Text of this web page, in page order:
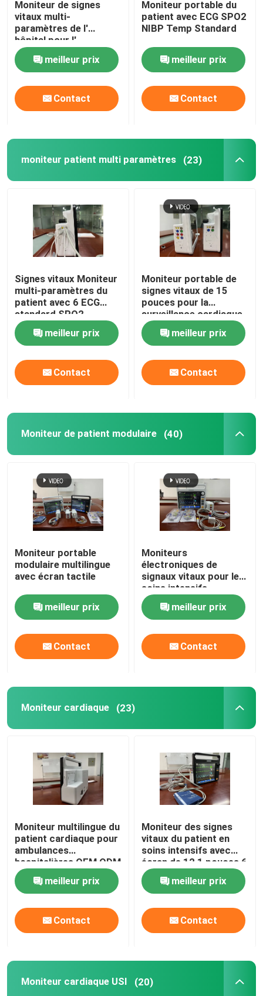
Des produits
Exposition de VR
Visite d'usine
Contrôle de qualité
Contactez-nous
Nouvelles
Cas
Moniteur patient portatif
moniteur patient multi paramètres
Moniteur de patient modulaire
Moniteur cardiaque
Moniteur cardiaque USI
moniteur vétérinaire de multiparamètre
Moniteur de signes
vitaux multi-
paramètres de l'
hôpital pour l'
ambulance ICU
meilleur prix
Contact
Moniteur portable du
patient avec ECG SPO2
NIBP Temp Standard
meilleur prix
Contact
moniteur patient multi paramètres (23)
Signes vitaux Moniteur
multi-paramètres du
patient avec 6 ECG
standard SPO2
meilleur prix
Contact
Moniteur portable de
signes vitaux de 15
pouces pour la
surveillance cardiaque
en soins intensifs
meilleur prix
Contact
Moniteur de patient modulaire (40)
Moniteur portable
modulaire multilingue
avec écran tactile
meilleur prix
Contact
Moniteurs
électroniques de
signaux vitaux pour les
soins intensifs
meilleur prix
Contact
Moniteur cardiaque (23)
Moniteur multilingue du
patient cardiaque pour
ambulances
hospitalières OEM ODM
meilleur prix
Contact
Moniteur des signes
vitaux du patient en
soins intensifs avec
écran de 12,1 pouces 6
paramètres standard
meilleur prix
Contact
Moniteur cardiaque USI (20)